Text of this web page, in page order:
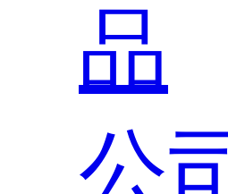
品
公